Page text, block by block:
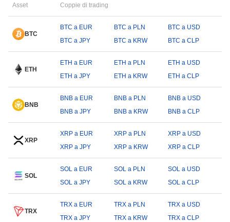
Asset Coppie di trading
BTC
BTC a EUR BTC a PLN
BTC a USD
BTC a JPY
BTC a KRW BTC a CLP
ETH
ETH a EUR ETH a PLN
ETH a USD
ETH a JPY
ETH a KRW ETH a CLP
BNB
BNB a EUR BNB a PLN
BNB a USD
BNB a JPY
BNB a KRW BNB a CLP
XRP
XRP a EUR XRP a PLN
XRP a USD
XRP a JPY
XRP a KRW XRP a CLP
SOL
SOL a EUR SOL a PLN
SOL a USD
SOL a JPY
SOL a KRW SOL a CLP
TRX
TRX a EUR TRX a PLN
TRX a USD
TRX a JPY
TRX a KRW TRX a CLP